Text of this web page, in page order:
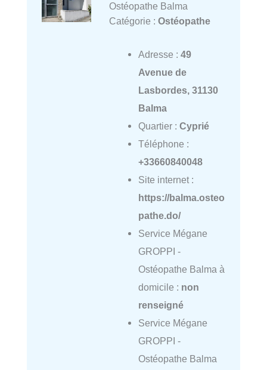
Ostéopathe Balma
Catégorie : Ostéopathe
Adresse : 49
Avenue de
Lasbordes, 31130
Balma
Quartier : Cyprié
Téléphone :
+33660840048
Site internet :
https://balma.osteo
pathe.do/
Service Mégane
GROPPI -
Ostéopathe Balma à
domicile : non
renseigné
Service Mégane
GROPPI -
Ostéopathe Balma